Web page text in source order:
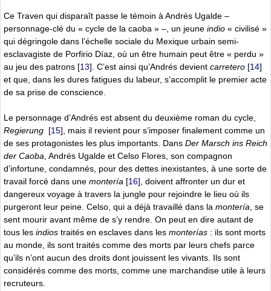
Ce Traven qui disparaît passe le témoin à Andrés Ugalde –
personnage-clé du « cycle de la caoba » –, un jeune indio « civilisé »
qui dégringole dans l’échelle sociale du Mexique urbain semi-
esclavagiste de Porfirio Díaz, où un être humain peut être « perdu »
au jeu des patrons [13] . C’est ainsi qu’Andrés devient carretero [14]
et que, dans les dures fatigues du labeur, s’accomplit le premier acte
de sa prise de conscience.
Le personnage d’Andrés est absent du deuxième roman du cycle,
Regierung [15] , mais il revient pour s’imposer finalement comme un
de ses protagonistes les plus importants. Dans Der Marsch ins Reich
der Caoba , Andrés Ugalde et Celso Flores, son compagnon
d’infortune, condamnés, pour des dettes inexistantes, à une sorte de
travail forcé dans une montería [16] , doivent affronter un dur et
dangereux voyage à travers la jungle pour rejoindre le lieu où ils
purgeront leur peine. Celso, qui a déjà travaillé dans la montería , se
sent mourir avant même de s’y rendre. On peut en dire autant de
tous les indios traités en esclaves dans les monterías : ils sont morts
au monde, ils sont traités comme des morts par leurs chefs parce
qu’ils n’ont aucun des droits dont jouissent les vivants. Ils sont
considérés comme des morts, comme une marchandise utile à leurs
recruteurs.